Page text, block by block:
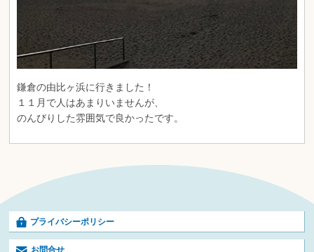
鎌倉の由比ヶ浜に行きました！
１１月で人はあまりいませんが、
のんびりした雰囲気で良かったです。
プライバシーポリシー